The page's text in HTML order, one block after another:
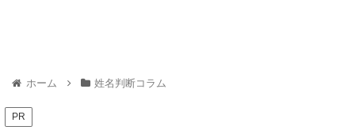
ホーム 姓名判断コラム
PR